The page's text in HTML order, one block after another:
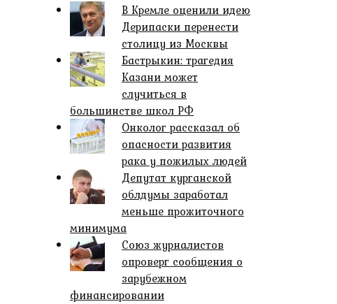
В Кремле оценили идею
Дерипаски перенести
столицу из Москвы
Бастрыкин: трагедия
Казани может
случиться в
большинстве школ РФ
Онколог рассказал об
опасности развития
рака у пожилых людей
Депутат курганской
облдумы заработал
меньше прожиточного
минимума
Союз журналистов
опроверг сообщения о
зарубежном
финансировании